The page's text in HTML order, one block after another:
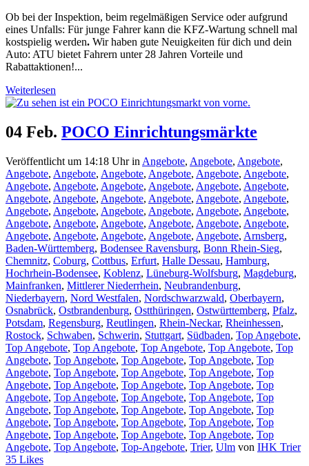
Ob bei der Inspektion, beim regelmäßigen Service oder aufgrund
eines Unfalls: Für junge Fahrer kann die KFZ-Wartung schnell mal
kostspielig werden. Wir haben gute Neuigkeiten für dich und dein
Auto: ATU bietet Fahrern unter 28 Jahren Vorteile und
Rabattaktionen!...
Weiterlesen
04 Feb. POCO Einrichtungsmärkte
Veröffentlicht um 14:18 Uhrin Angebote, Angebote, Angebote,
Angebote, Angebote, Angebote, Angebote, Angebote, Angebote,
Angebote, Angebote, Angebote, Angebote, Angebote, Angebote,
Angebote, Angebote, Angebote, Angebote, Angebote, Angebote,
Angebote, Angebote, Angebote, Angebote, Angebote, Angebote,
Angebote, Angebote, Angebote, Angebote, Angebote, Angebote,
Angebote, Angebote, Angebote, Angebote, Angebote, Arnsberg,
Baden-Württemberg, Bodensee Ravensburg, Bonn Rhein-Sieg,
Chemnitz, Coburg, Cottbus, Erfurt, Halle Dessau, Hamburg,
Hochrhein-Bodensee, Koblenz, Lüneburg-Wolfsburg, Magdeburg,
Mainfranken, Mittlerer Niederrhein, Neubrandenburg,
Niederbayern, Nord Westfalen, Nordschwarzwald, Oberbayern,
Osnabrück, Ostbrandenburg, Ostthüringen, Ostwürttemberg, Pfalz,
Potsdam, Regensburg, Reutlingen, Rhein-Neckar, Rheinhessen,
Rostock, Schwaben, Schwerin, Stuttgart, Südbaden, Top Angebote,
Top Angebote, Top Angebote, Top Angebote, Top Angebote, Top
Angebote, Top Angebote, Top Angebote, Top Angebote, Top
Angebote, Top Angebote, Top Angebote, Top Angebote, Top
Angebote, Top Angebote, Top Angebote, Top Angebote, Top
Angebote, Top Angebote, Top Angebote, Top Angebote, Top
Angebote, Top Angebote, Top Angebote, Top Angebote, Top
Angebote, Top Angebote, Top Angebote, Top Angebote, Top
Angebote, Top Angebote, Top Angebote, Top Angebote, Top
Angebote, Top Angebote, Top-Angebote, Trier, Ulm von IHK Trier
35 Likes